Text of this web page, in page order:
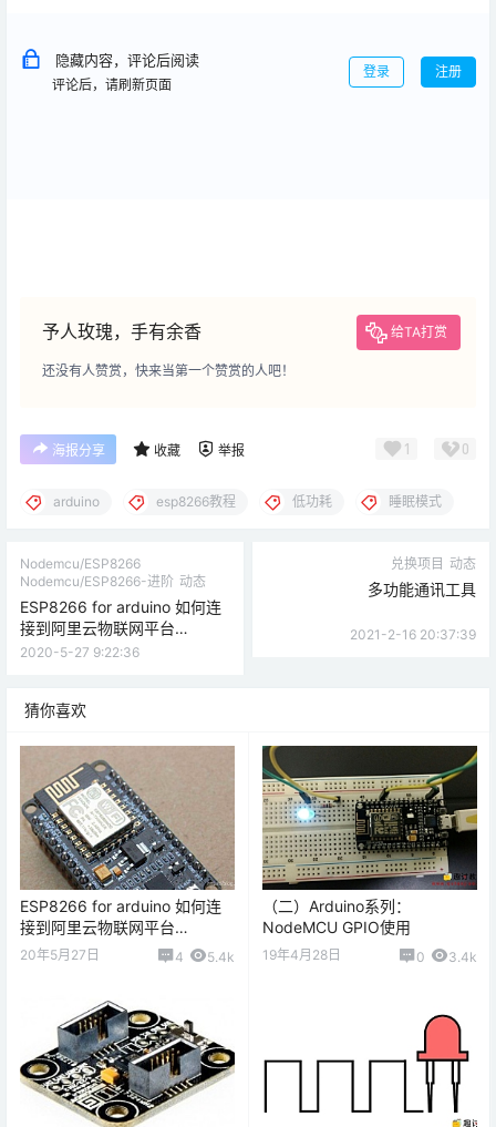
隐藏内容，评论后阅读
评论后，请刷新页面
登录 注册
予人玫瑰，手有余香 给TA打赏
还没有人赞赏，快来当第一个赞赏的人吧！
海报分享 收藏 举报 1 0
arduino esp8266教程 低功耗 睡眠模式
Nodemcu/ESP8266
Nodemcu/ESP8266-进阶 动态
ESP8266 for arduino 如何连
接到阿里云物联网平台
（AliYun）
2020-5-27 9:22:36
兑换项目 动态
多功能通讯工具
2021-2-16 20:37:39
猜你喜欢
ESP8266 for arduino 如何连
接到阿里云物联网平台
（AliYun）
20年5月27日 4 5.4k
（二）Arduino系列：
NodeMCU GPIO使用
19年4月28日 0 3.4k